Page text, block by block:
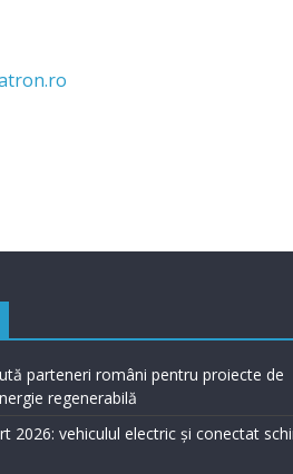
parteneri români pentru proiecte de
regenerabilă
2026: vehiculul electric și conectat